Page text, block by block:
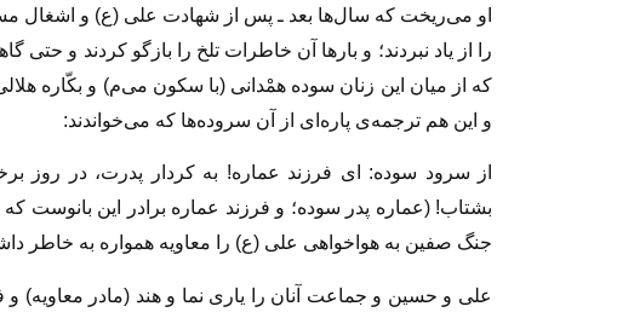
او می‌ریخت که سال‌ها بعد ـ پس از شهادت علی (ع) و اشغال
را از یاد نبردند؛ و بار‌ها آن خاطرات تلخ را بازگو کردند و حتی
که از میان این زنان سوده همْدانی (با سکون می‌م) و بکّاره
و این هم ترجمه‌ی پاره‌ای از آن سروده‌ها که می‌خواندند:
از سرود سوده:‌ ای فرزند عماره! به کردار پدرت، در روز
بشتاب! (عماره پدر سوده؛ و فرزند عماره برادر این بانوست
جنگ صفین به هواخواهی علی (ع) را معاویه همواره به خاطر
علی و حسین و جماعت آنان را یاری نما و هند (مادر معاویه) و